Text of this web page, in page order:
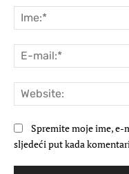
Spremite moje ime, e-
sljedeći put kada